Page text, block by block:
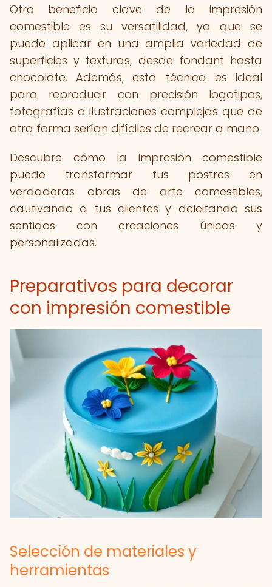
Otro beneficio clave de la impresión
comestible es su versatilidad, ya que se
puede aplicar en una amplia variedad de
superficies y texturas, desde fondant hasta
chocolate. Además, esta técnica es ideal
para reproducir con precisión logotipos,
fotografías o ilustraciones complejas que de
otra forma serían difíciles de recrear a mano.
Descubre cómo la impresión comestible
puede transformar tus postres en
verdaderas obras de arte comestibles,
cautivando a tus clientes y deleitando sus
sentidos con creaciones únicas y
personalizadas.
Preparativos para decorar
con impresión comestible
Selección de materiales y
herramientas